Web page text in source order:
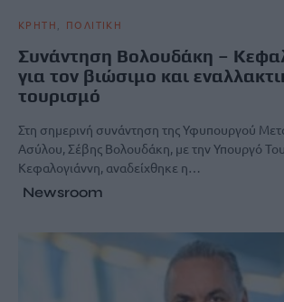
ΚΡΗΤΗ ΠΟΛΙΤΙΚΗ
Συνάντηση Βολουδάκη –
για τον βιώσιμο και
τουρισμό
Στη σημερινή συνάντηση της Υφυπουργού
Ασύλου, Σέβης Βολουδάκη, με την Υπουργό
Κεφαλογιάννη, αναδείχθηκε η…
Newsroom